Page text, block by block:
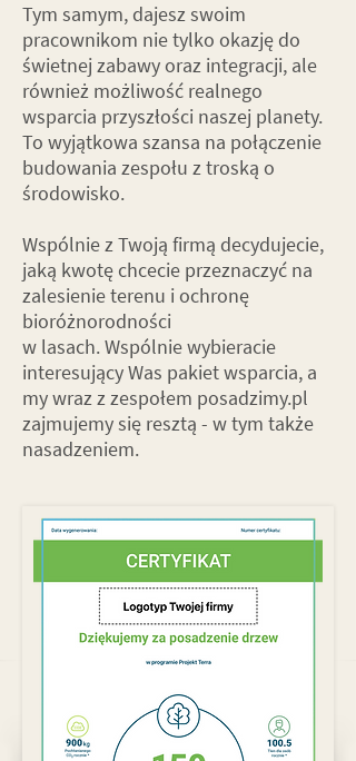
Tym samym, dajesz swoim
pracownikom nie tylko okazję do
świetnej zabawy oraz integracji, ale
również możliwość realnego
wsparcia przyszłości naszej planety.
To wyjątkowa szansa na połączenie
budowania zespołu z troską o
środowisko.
Wspólnie z Twoją firmą decydujecie,
jaką kwotę chcecie przeznaczyć na
zalesienie terenu i ochronę
bioróżnorodności
w lasach. Wspólnie wybieracie
interesujący Was pakiet wsparcia, a
my wraz z zespołem posadzimy.pl
zajmujemy się resztą - w tym także
nasadzeniem.